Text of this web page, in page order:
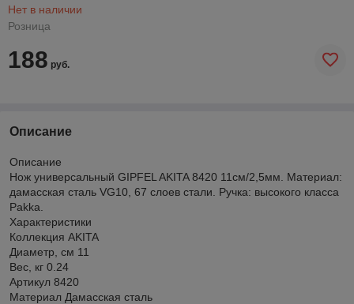
Нет в наличии
Розница
188 руб.
Описание
Описание
Нож универсальный GIPFEL AKITA 8420 11см/2,5мм. Материал:
дамасская сталь VG10, 67 слоев стали. Ручка: высокого класса
Pakka.
Характеристики
Коллекция AKITA
Диаметр, см 11
Вес, кг 0.24
Артикул 8420
Материал Дамасская сталь